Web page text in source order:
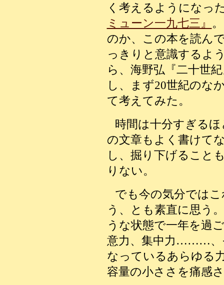
く考えるようになっ
ミューン一九七三』
のか、この本を読ん
っきりと意識するよ
ら、海野弘『二十世
し、まず20世紀のな
て考えてみた。
時間は十分すぎる
の文章もよく書けて
し、掘り下げること
りない。
でも今の気分では
う、とも素直に思う
うな状態で一年を過
意力、集中力………、
なっているあらゆる
容量の小ささを痛感